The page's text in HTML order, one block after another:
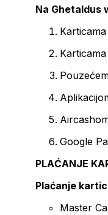
Na Ghetaldus
Google
PLAĆANJE
Plaćanje
Master